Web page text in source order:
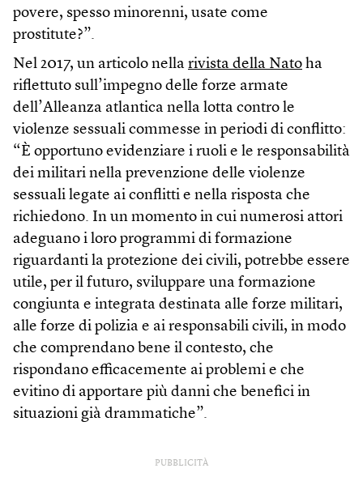
povere, spesso minorenni, usate come
prostitute?”.
Nel 2017, un articolo nella rivista della Nato ha
riflettuto sull’impegno delle forze armate
dell’Alleanza atlantica nella lotta contro le
violenze sessuali commesse in periodi di conflitto:
“È opportuno evidenziare i ruoli e le responsabilità
dei militari nella prevenzione delle violenze
sessuali legate ai conflitti e nella risposta che
richiedono. In un momento in cui numerosi attori
adeguano i loro programmi di formazione
riguardanti la protezione dei civili, potrebbe essere
utile, per il futuro, sviluppare una formazione
congiunta e integrata destinata alle forze militari,
alle forze di polizia e ai responsabili civili, in modo
che comprendano bene il contesto, che
rispondano efficacemente ai problemi e che
evitino di apportare più danni che benefici in
situazioni già drammatiche”.
PUBBLICITÀ